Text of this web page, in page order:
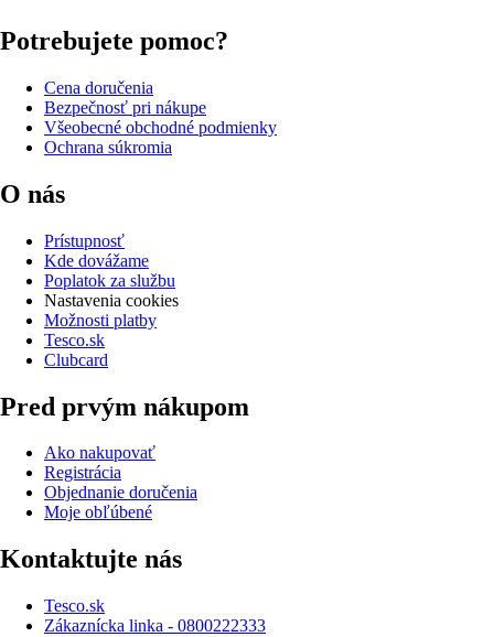
Potrebujete pomoc?
Cena doručenia
Bezpečnosť pri nákupe
Všeobecné obchodné podmienky
Ochrana súkromia
O nás
Prístupnosť
Kde dovážame
Poplatok za službu
Nastavenia cookies
Možnosti platby
Tesco.sk
Clubcard
Pred prvým nákupom
Ako nakupovať
Registrácia
Objednanie doručenia
Moje obľúbené
Kontaktujte nás
Tesco.sk
Zákaznícka linka - 0800222333